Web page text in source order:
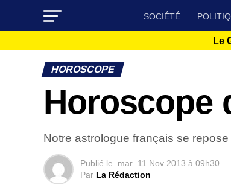
SOCIÉTÉ
Le
HOROSCOPE
Horoscope
Notre astrologue français se
Publié le mar 11 Nov 2013 à 09h30
Par La Rédaction